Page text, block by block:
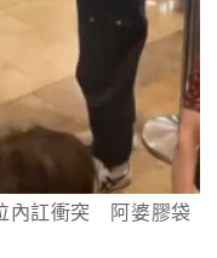
內訌衝突　阿婆膠袋